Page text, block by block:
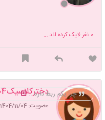
0 نفر لایک کرده اند ...
دخترکلاسیک1404
عضویت: 1404/11/04
چرا یکم ربط داره...